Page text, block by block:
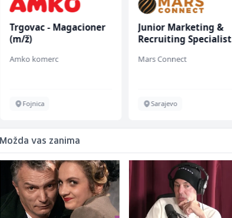
Trgovac - Magacioner
(m/ž)
Amko komerc
Fojnica
Junior Marketing &
Recruiting Specialist
Mars Connect
Sarajevo
Možda vas zanima